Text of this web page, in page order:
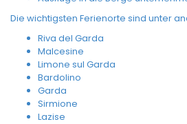
Die wichtigsten Ferienorte sind unter
Riva del Garda
Malcesine
Limone sul Garda
Bardolino
Garda
Sirmione
Lazise